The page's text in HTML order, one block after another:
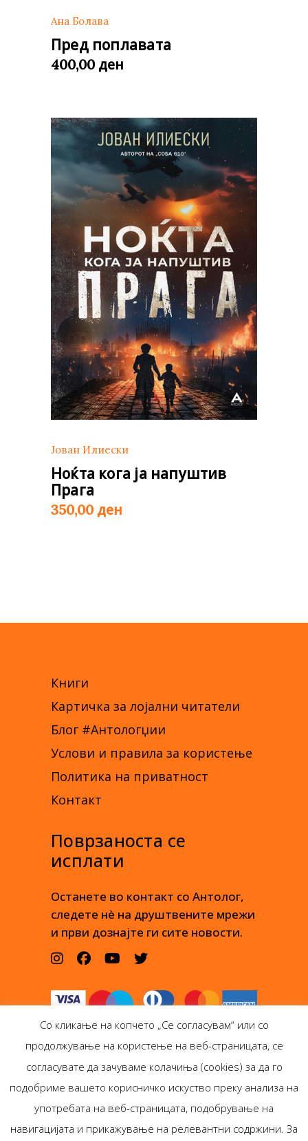
Ана Болава
Пред поплавата
400,00 ден
Јован Илиески
Ноќта кога ја напуштив
Прага
350,00 ден
Книги
Картичка за лојални читатели
Блог #Антологџии
Услови и правила за користење
Политика на приватност
Контакт
Поврзаноста се
исплати
Останете во контакт со Антолог,
следете нè на друштвените мрежи
и први дознајте ги сите новости.
Антолог Боокс дооел
Со кликање на копчето „Се согласувам“ или со
продолжување на користење на веб-страницата, се
согласувате да зачуваме колачиња (cookies) за да го
подобриме вашето корисничко искуство преку анализа на
употребата на веб-страницата, подобрување на
навигацијата и прикажување на релевантни содржини. За